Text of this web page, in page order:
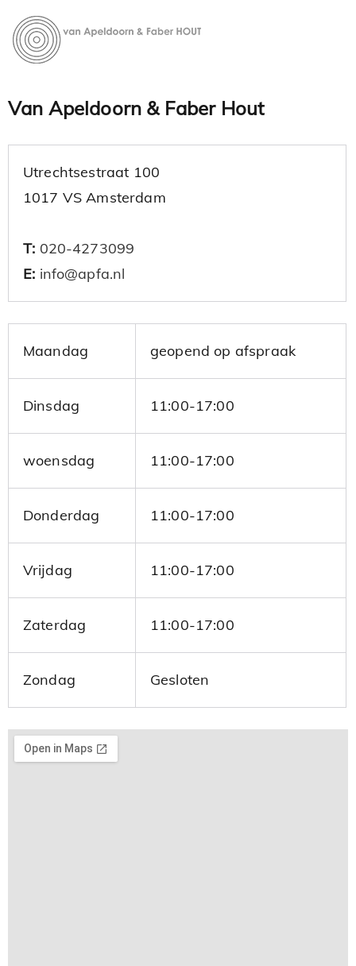
Apeldoor
n & Faber
Van Apeldoorn & Faber Hout
Utrechtsestraat 100
1017 VS Amsterdam
T: 020-4273099
E: info@apfa.nl
Maandag geopend op afspraak
Dinsdag 11:00-17:00
woensdag 11:00-17:00
Donderdag 11:00-17:00
Vrijdag 11:00-17:00
Zaterdag 11:00-17:00
Zondag Gesloten